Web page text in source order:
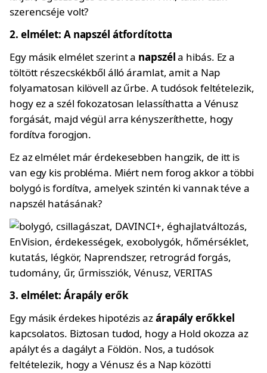
szerencséje volt?
2. elmélet: A napszél átfordította
Egy másik elmélet szerint a napszéla hibás. Ez a
töltött részecskékből álló áramlat, amit a Nap
folyamatosan kilövell az űrbe. A tudósok feltételezik,
hogy ez a szél fokozatosan lelassíthatta a Vénusz
forgását, majd végül arra kényszeríthette, hogy
fordítva forogjon.
Ez az elmélet már érdekesebben hangzik, de itt is
van egy kis probléma. Miért nem forog akkor a többi
bolygó is fordítva, amelyek szintén ki vannak téve a
napszél hatásának?
3. elmélet: Árapály erők
Egy másik érdekes hipotézis azárapály erőkkel
kapcsolatos. Biztosan tudod, hogy a Hold okozza az
apályt és a dagályt a Földön. Nos, a tudósok
feltételezik, hogy a Vénusz és a Nap közötti